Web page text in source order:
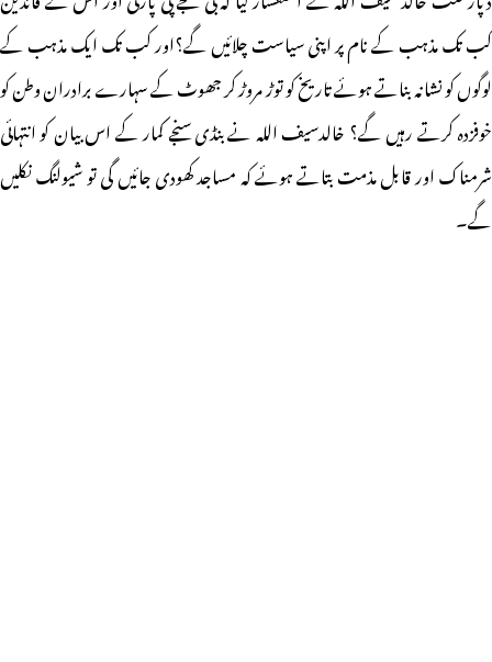
کب تک مذہب کے نام پر اپنی سیاست چلائیں گے؟اور کب تک ایک مذہب کے
لوگوں کو نشانہ بناتے ہوئے تاریخ کو توڑ مروڑ کر جھوٹ کے سہارے برادران وطن کو
خوفزدہ کرتے رہیں گے؟ خالدسیف اللہ نے بنڈی سنجے کمار کے اس بیان کو انتہائی
شرمناک اور قابل مذمت بتاتے ہوئے کہ مساجد کھودی جائیں گی تو شیولنگ نکلیں
گے۔